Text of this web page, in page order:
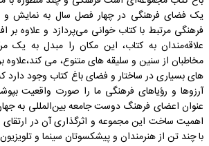
یک فضای فرهنگی در چهار فصل سال به نمایش
فرهنگی مرتبط با کتاب خوانی می‌پردازد و علاوه
علاقه‌مندان به کتاب، این مکان را مبدل به یک
مخاطبان از سنین و سلیقه های متنوع، می کند،علاوه
‌های بسیاری در ساختار و فضای باغ کتاب وجود
آرزوها و رؤیاهای فرهنگی ما را صورت واقعیت
عنوان اعضای فرهنگ‌ دوست جامعه بین‌المللی به
اهمیت ساخت این مجموعه و اثرگذاری آن در ارتقای
با چند تن از هنرمندان و پیشکسوتان سینما و